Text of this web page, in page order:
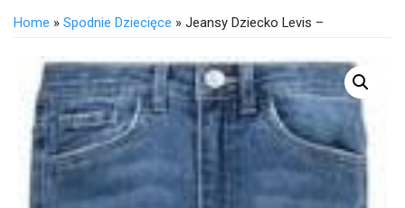
Home » Spodnie Dziecięce » Jeansy Dziecko Levis –